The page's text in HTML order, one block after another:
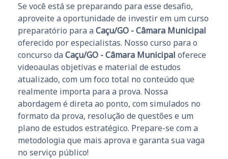
Se você está se preparando para esse desafio,
aproveite a oportunidade de investir em um curso
preparatório para a Caçu/GO - Câmara Municipal
oferecido por especialistas. Nosso curso para o
concurso da Caçu/GO - Câmara Municipal oferece
videoaulas objetivas e material de estudos
atualizado, com um foco total no conteúdo que
realmente importa para a prova. Nossa
abordagem é direta ao ponto, com simulados no
formato da prova, resolução de questões e um
plano de estudos estratégico. Prepare-se com a
metodologia que mais aprova e garanta sua vaga
no serviço público!